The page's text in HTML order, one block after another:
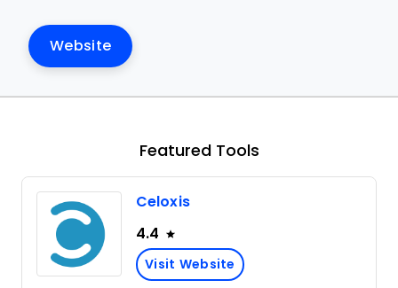
Website
Featured Tools
Celoxis
4.4
Visit Website